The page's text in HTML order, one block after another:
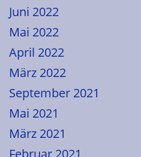
Juni 2022
Mai 2022
April 2022
März 2022
September 2021
Mai 2021
März 2021
Februar 2021